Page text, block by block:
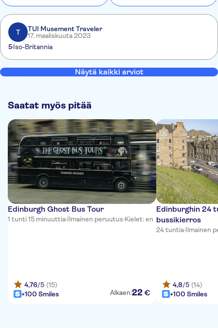
T
TUI Musement Traveler
17. maaliskuuta 2023
5Iso-Britannia
Näytä kaikki arviot
Saatat myös pitää
Edinburgh Ghost Bus Tour
1 tunti 15 minuuttia·Ilmainen peruutus·Kielet: en
4,76/5 (15)
+100 Smiles
Alkaen:22 €
Edinburghin 24
bussikierros
24 tuntia·Ilmainen
4,8/5 (14)
+100 Smiles